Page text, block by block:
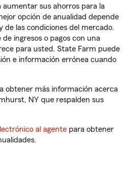
sus ahorros para la
opción de anualidad depende
de las condiciones del mercado.
ingresos o pagos con una
para usted. State Farm puede
e información errónea cuando
obtener más información acerca
NY que respalden sus
al agente para obtener